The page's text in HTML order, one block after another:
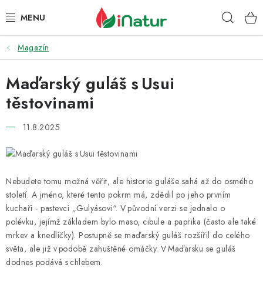
na
POTRAVINY
OŘECHY A SUŠENÉ PLODY
SNACKY
VITAMÍNY
DOPRAVA A PLATBA
VELKOOBCHOD
Magazín
Maďarský guláš s Usui
těstovinami
11.8.2025
Nebudete tomu možná věřit, ale historie guláše sahá až do osmého
století. A jméno, které tento pokrm má, zdědil po jeho prvním
kuchaři - pastevci „Gulyásovi“. V původní verzi se jednalo o
polévku, jejímž základem bylo maso, cibule a paprika (často ale také
mrkev a knedlíčky). Postupně se maďarský guláš rozšířil do celého
světa, ale již v podobě zahuštěné omáčky. V Maďarsku se guláš
dodnes podává s chlebem.